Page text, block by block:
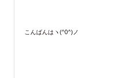
こんばんはヽ(^0^)ノ